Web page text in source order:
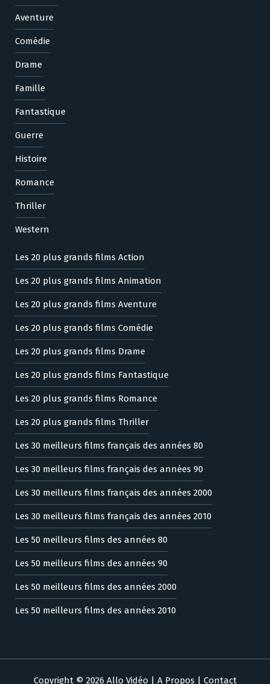
Aventure
Comédie
Drame
Famille
Fantastique
Guerre
Histoire
Romance
Thriller
Western
Les 20 plus grands films Action
Les 20 plus grands films Animation
Les 20 plus grands films Aventure
Les 20 plus grands films Comédie
Les 20 plus grands films Drame
Les 20 plus grands films Fantastique
Les 20 plus grands films Romance
Les 20 plus grands films Thriller
Les 30 meilleurs films français des années 80
Les 30 meilleurs films français des années 90
Les 30 meilleurs films français des années 2000
Les 30 meilleurs films français des années 2010
Les 50 meilleurs films des années 80
Les 50 meilleurs films des années 90
Les 50 meilleurs films des années 2000
Les 50 meilleurs films des années 2010
Copyright © 2026 Allo Vidéo | A Propos | Contact